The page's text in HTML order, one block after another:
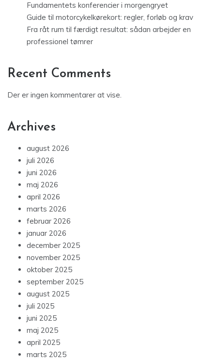
Fundamentets konferencier i morgengryet
Guide til motorcykelkørekort: regler, forløb og krav
Fra råt rum til færdigt resultat: sådan arbejder en
professionel tømrer
Recent Comments
Der er ingen kommentarer at vise.
Archives
august 2026
juli 2026
juni 2026
maj 2026
april 2026
marts 2026
februar 2026
januar 2026
december 2025
november 2025
oktober 2025
september 2025
august 2025
juli 2025
juni 2025
maj 2025
april 2025
marts 2025